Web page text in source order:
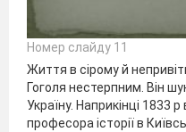
Номер слайду 11
Життя в сірому й
Гоголя нестерпним. Він
Україну. Наприкінці 1833
професора історії в